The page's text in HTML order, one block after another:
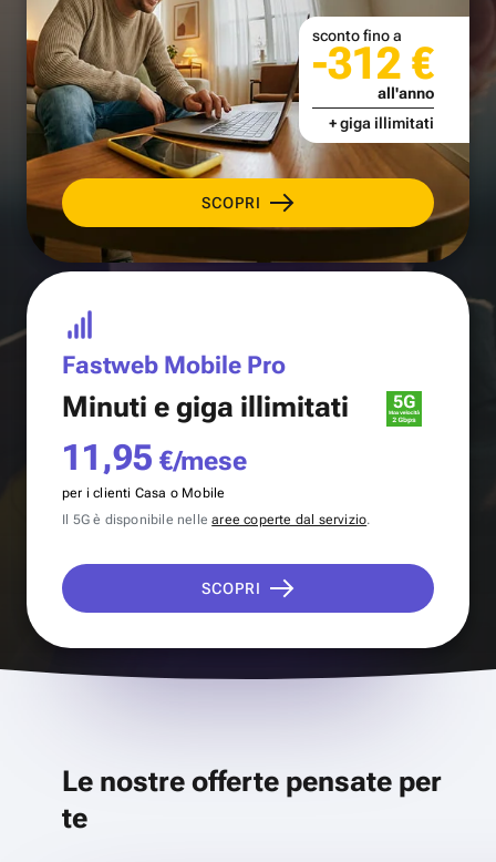
SCOPRI
sconto fino a
-312 €
all'anno
+ giga illimitati
Fastweb Mobile Pro
Minuti e giga illimitati
11,95 €/mese
per i clienti Casa o Mobile
Il 5G è disponibile nellearee coperte dal servizio.
SCOPRI
Le nostre offerte pensate per
te